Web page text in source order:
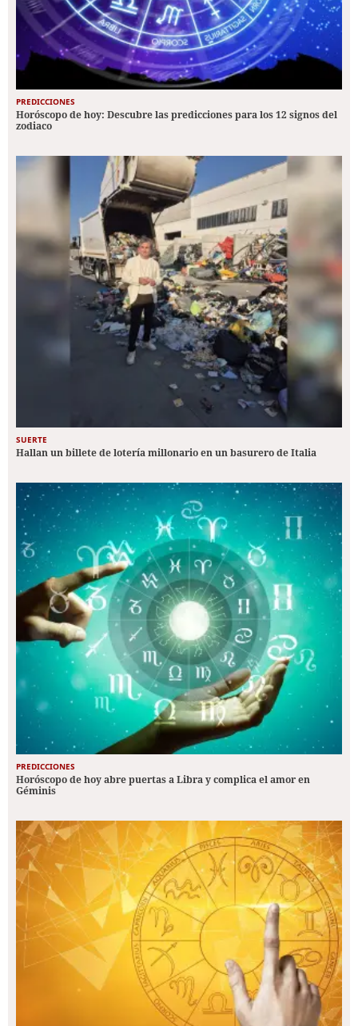
PREDICCIONES
Horóscopo de hoy: Descubre las predicciones para los 12 signos del
zodiaco
SUERTE
Hallan un billete de lotería millonario en un basurero de Italia
PREDICCIONES
Horóscopo de hoy abre puertas a Libra y complica el amor en
Géminis